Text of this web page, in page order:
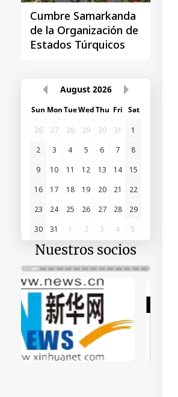
Cumbre Samarkanda
de la Organización de
Estados Túrquicos
August 2026
Sun MonTueWedThu Fri Sat
26
27 28 29 30 31
1
2
3 4 5 6 7
8
9
10 11 12 13 14
15
16
17 18 19 20 21
22
23
24 25 26 27 28
29
30
31 1 2 3 4 5
Nuestros socios